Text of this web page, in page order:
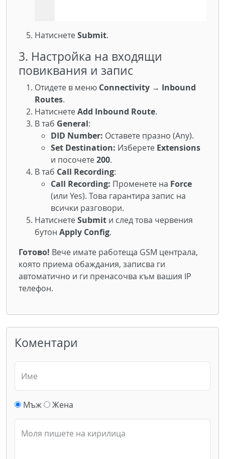
НатиснетеSubmit.
3. Настройка на входящи
повиквания и запис
Отидете в меню Connectivity → Inbound
Routes.
НатиснетеAdd Inbound Route.
В таб General:
DID Number: Оставете празно (Any).
Set Destination: Изберете Extensions
и посочете200.
В таб Call Recording:
Call Recording: Променете на Force
(или Yes). Това гарантира запис на
всички разговори.
НатиснетеSubmit и след това червения
бутон Apply Config.
Готово! Вече имате работеща GSM централа,
която приема обаждания, записва ги
автоматично и ги пренасочва към вашия IP
телефон.
Коментари
Име
Мъж Жена
Моля пишете на кирилица